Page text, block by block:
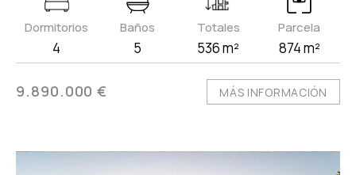
Dormitorios
4
Baños
5
Totales
536 m²
Parcela
874 m²
9.890.000 € MÁS INFORMACIÓN